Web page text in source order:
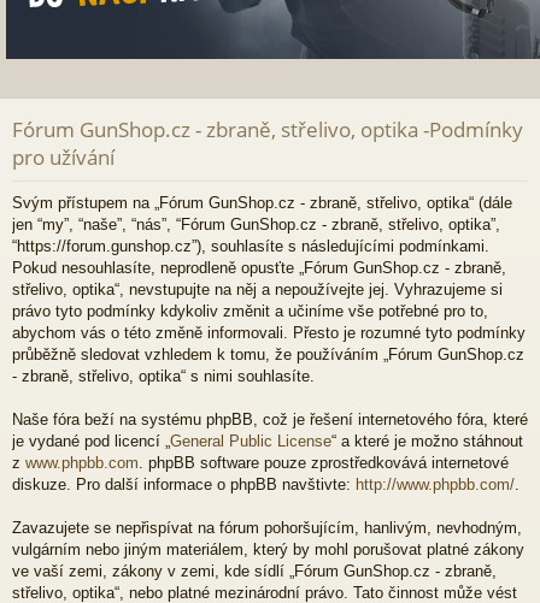
Fórum GunShop.cz - zbraně, střelivo, optika -Podmínky
pro užívání
Svým přístupem na „Fórum GunShop.cz - zbraně, střelivo, optika“ (dále
jen “my”, “naše”, “nás”, “Fórum GunShop.cz - zbraně, střelivo, optika”,
“https://forum.gunshop.cz”), souhlasíte s následujícími podmínkami.
Pokud nesouhlasíte, neprodleně opusťte „Fórum GunShop.cz - zbraně,
střelivo, optika“, nevstupujte na něj a nepoužívejte jej. Vyhrazujeme si
právo tyto podmínky kdykoliv změnit a učiníme vše potřebné pro to,
abychom vás o této změně informovali. Přesto je rozumné tyto podmínky
průběžně sledovat vzhledem k tomu, že používáním „Fórum GunShop.cz
- zbraně, střelivo, optika“ s nimi souhlasíte.
Naše fóra beží na systému phpBB, což je řešení internetového fóra, které
je vydané pod licencí „ General Public License“ a které je možno stáhnout
z www.phpbb.com . phpBB software pouze zprostředkovává internetové
diskuze. Pro další informace o phpBB navštivte: http://www.phpbb.com/
Zavazujete se nepřispívat na fórum pohoršujícím, hanlivým, nevhodným,
vulgárním nebo jiným materiálem, který by mohl porušovat platné zákony
ve vaší zemi, zákony v zemi, kde sídlí „Fórum GunShop.cz - zbraně,
střelivo, optika“, nebo platné mezinárodní právo. Tato činnost může vést